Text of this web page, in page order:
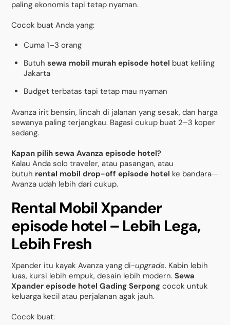
paling ekonomis tapi tetap nyaman.
Cocok buat Anda yang:
Cuma 1–3 orang
Butuhsewa mobil murah episode hotel buat keliling
Jakarta
Budget terbatas tapi tetap mau nyaman
Avanza irit bensin, lincah di jalanan yang sesak, dan harga
sewanya paling terjangkau. Bagasi cukup buat 2–3 koper
sedang.
Kapan pilih sewa Avanza episode hotel?
Kalau Anda solo traveler, atau pasangan, atau
butuh rental mobil drop-off episode hotel ke bandara—
Avanza udah lebih dari cukup.
Rental Mobil Xpander
episode hotel – Lebih Lega,
Lebih Fresh
Xpander itu kayak Avanza yang di-upgrade. Kabin lebih
luas, kursi lebih empuk, desain lebih modern.Sewa
Xpander episode hotel Gading Serpong cocok untuk
keluarga kecil atau perjalanan agak jauh.
Cocok buat: